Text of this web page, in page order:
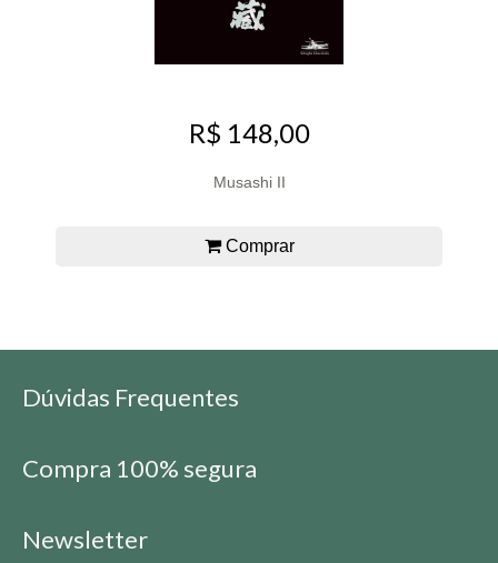
R$ 148,00
Musashi II
Comprar
Dúvidas Frequentes
Compra 100% segura
Newsletter